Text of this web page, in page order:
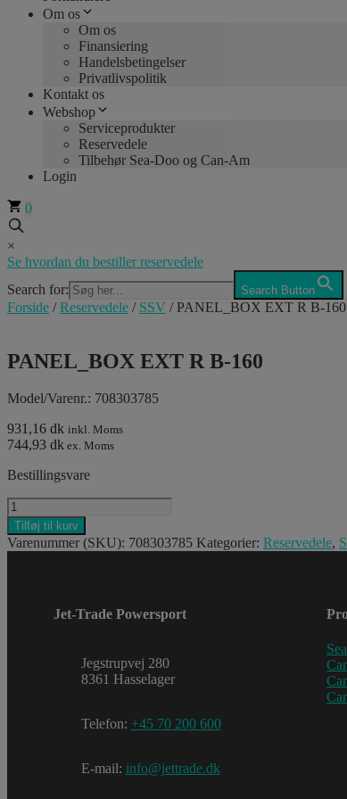
Om os
Om os
Finansiering
Handelsbetingelser
Privatlivspolitik
Kontakt os
Webshop
Serviceprodukter
Reservedele
Tilbehør Sea-Doo og Can-Am
Login
0
×
Se hvordan du bestiller reservedele
Search for:
Search Button
Forside /Reservedele / SSV / PANEL_BOX EXT R B-160
PANEL_BOX EXT R B-160
Model/Varenr.: 708303785
931,16 dk inkl. Moms
744,93 dk ex. Moms
Bestillingsvare
PANEL_BOX
EXT
R
B-
Tilføj til kurv
Varenummer (SKU): 708303785 Kategorier: Reservedele,
Jet-Trade Powersport
Jegstrupvej 280
8361 Hasselager
Telefon: +45 70 200 600
E-mail: info@jettrade.dk